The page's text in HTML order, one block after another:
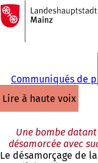
Accéder au contenu
Vers
la
page
d'accueil
Communiqués de
lire à haute voix
Une bombe
désamorcée avec
Le désamorçage de